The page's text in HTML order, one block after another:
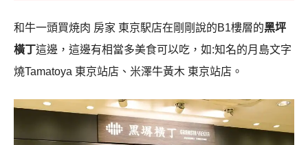
和牛一頭買焼肉 房家 東京駅店在剛剛說的B1樓層的黑坪
橫丁這邊，這邊有相當多美食可以吃，如:知名的月島文字
燒Tamatoya 東京站店、米澤牛黃木 東京站店。